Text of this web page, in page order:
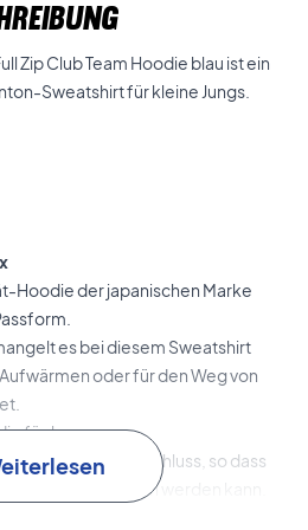
Zip Club Team Hoodie blau ist ein
Sweatshirt für kleine Jungs.
Hoodie der japanischen Marke
es bei diesem Sweatshirt
oder für den Weg von
für Jungen
hat einen Reißverschluss, so dass
getragen werden kann.